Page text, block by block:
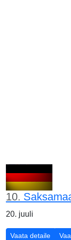
10.
20. juuli
Vaata detaile